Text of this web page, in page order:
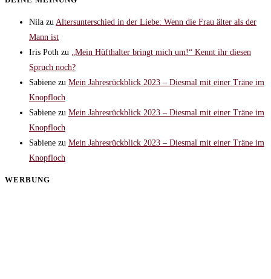
Nila zu Altersunterschied in der Liebe: Wenn die Frau älter als der
Mann ist
Iris Poth zu
„Mein Hüfthalter bringt mich um!“ Kennt ihr diesen
Spruch noch?
Sabiene zu Mein Jahresrückblick 2023 – Diesmal mit einer Träne im
Knopfloch
Sabiene zu Mein Jahresrückblick 2023 – Diesmal mit einer Träne im
Knopfloch
Sabiene zu Mein Jahresrückblick 2023 – Diesmal mit einer Träne im
Knopfloch
WERBUNG